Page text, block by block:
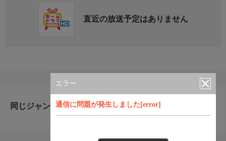
エラー
通信に問題が発生しました[error]
直近の放送予定はありません
同じジャンルのおすすめ番組